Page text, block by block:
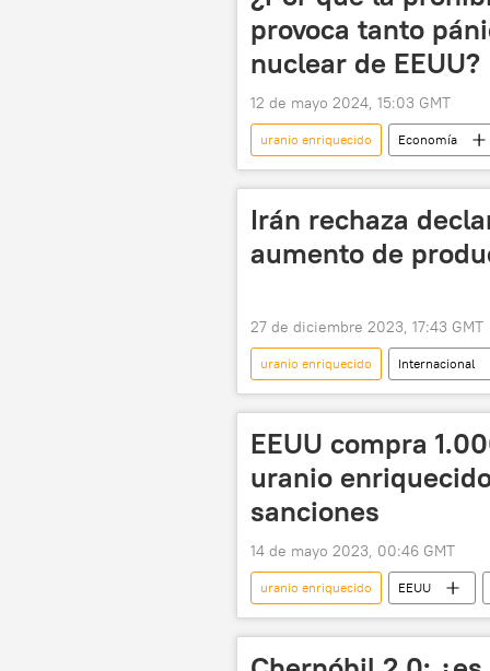
provoca tanto
nuclear de EEUU?
12 de mayo 2024, 15:03 GMT
uranio enriquecido Economía
uranio
enriquecimiento de
Irán rechaza
aumento de
27 de diciembre 2023, 17:43 GMT
uranio enriquecido Internacional
Organismo Internacional de Energía
EEUU compra
uranio
sanciones
14 de mayo 2023, 00:46 GMT
uranio enriquecido EEUU
Moscú
OTAN